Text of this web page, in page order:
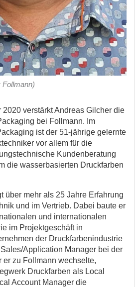
Follmann)
2020 verstärkt Andreas Gilcher die
bei Follmann. Im
ist der 51-jährige gelernte
vor allem für die
Kundenberatung
die wasserbasierten Druckfarben
über mehr als 25 Jahre Erfahrung
und im Vertrieb. Dabei baute er
und internationalen
im Projektgeschäft in
der Druckfarbenindustrie
Application Manager bei der
er zu Follmann wechselte,
Druckfarben als Local
Account Manager die